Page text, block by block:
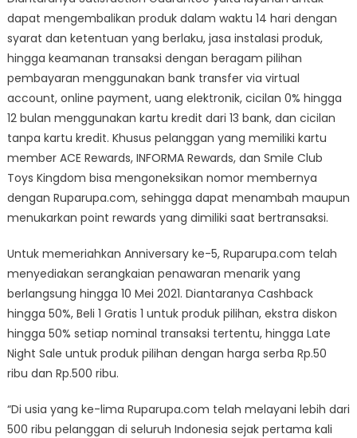
dapat mengembalikan produk dalam waktu 14 hari dengan
syarat dan ketentuan yang berlaku, jasa instalasi produk,
hingga keamanan transaksi dengan beragam pilihan
pembayaran menggunakan bank transfer via virtual
account, online payment, uang elektronik, cicilan 0% hingga
12 bulan menggunakan kartu kredit dari 13 bank, dan cicilan
tanpa kartu kredit. Khusus pelanggan yang memiliki kartu
member ACE Rewards, INFORMA Rewards, dan Smile Club
Toys Kingdom bisa mengoneksikan nomor membernya
dengan Ruparupa.com, sehingga dapat menambah maupun
menukarkan point rewards yang dimiliki saat bertransaksi.
Untuk memeriahkan Anniversary ke-5, Ruparupa.com telah
menyediakan serangkaian penawaran menarik yang
berlangsung hingga 10 Mei 2021. Diantaranya Cashback
hingga 50%, Beli 1 Gratis 1 untuk produk pilihan, ekstra diskon
hingga 50% setiap nominal transaksi tertentu, hingga Late
Night Sale untuk produk pilihan dengan harga serba Rp.50
ribu dan Rp.500 ribu.
“Di usia yang ke-lima Ruparupa.com telah melayani lebih dari
500 ribu pelanggan di seluruh Indonesia sejak pertama kali